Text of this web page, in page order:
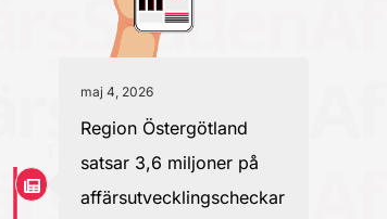
maj 4, 2026
Region Östergötland
satsar 3,6 miljoner på
affärsutvecklingscheckar